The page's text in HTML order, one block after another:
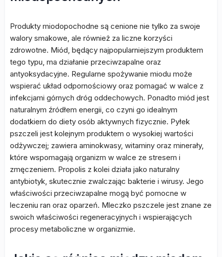
Produkty miodopochodne są cenione nie tylko za swoje
walory smakowe, ale również za liczne korzyści
zdrowotne. Miód, będący najpopularniejszym produktem
tego typu, ma działanie przeciwzapalne oraz
antyoksydacyjne. Regularne spożywanie miodu może
wspierać układ odpornościowy oraz pomagać w walce z
infekcjami górnych dróg oddechowych. Ponadto miód jest
naturalnym źródłem energii, co czyni go idealnym
dodatkiem do diety osób aktywnych fizycznie. Pyłek
pszczeli jest kolejnym produktem o wysokiej wartości
odżywczej; zawiera aminokwasy, witaminy oraz minerały,
które wspomagają organizm w walce ze stresem i
zmęczeniem. Propolis z kolei działa jako naturalny
antybiotyk, skutecznie zwalczając bakterie i wirusy. Jego
właściwości przeciwzapalne mogą być pomocne w
leczeniu ran oraz oparzeń. Mleczko pszczele jest znane ze
swoich właściwości regeneracyjnych i wspierających
procesy metaboliczne w organizmie.